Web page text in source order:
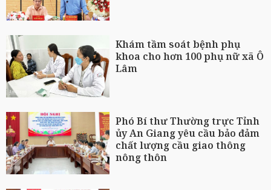
Khám tầm soát bệnh phụ
khoa cho hơn 100 phụ nữ xã Ô
Lâm
Phó Bí thư Thường trực Tỉnh
ủy An Giang yêu cầu bảo đảm
chất lượng cầu giao thông
nông thôn